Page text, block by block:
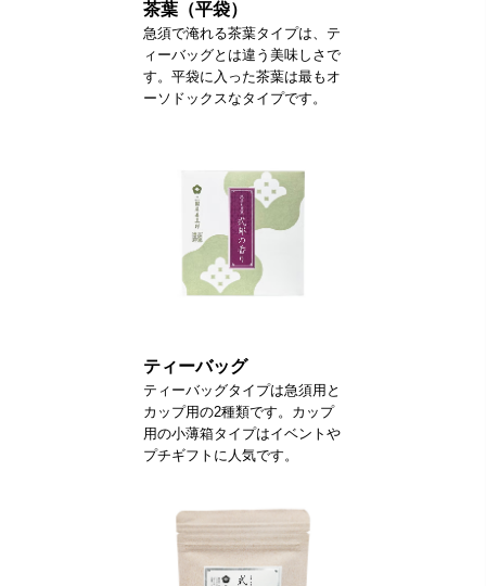
茶葉（平袋）
急須で淹れる茶葉タイプは、テ
ィーバッグとは違う美味しさで
す。平袋に入った茶葉は最もオ
ーソドックスなタイプです。
ティーバッグ
ティーバッグタイプは急須用と
カップ用の2種類です。カップ
用の小薄箱タイプはイベントや
プチギフトに人気です。